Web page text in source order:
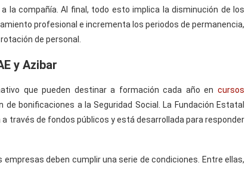
la compañía. Al final, todo esto implica la disminución de los
profesional e incrementa los periodos de permanencia,
de personal.
y Azibar
que pueden destinar a formación cada año en cursos
de bonificaciones a la Seguridad Social. La Fundación Estatal
a través de fondos públicos y está desarrollada para responder
deben cumplir una serie de condiciones. Entre ellas,